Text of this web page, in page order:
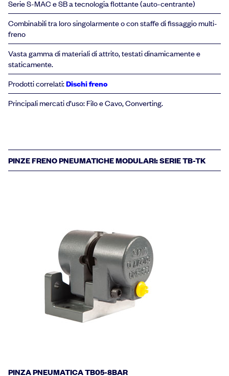
Serie S-MAC e SB a tecnologia flottante (auto-centrante)
Combinabili tra loro singolarmente o con staffe di fissaggio multi-
freno
Vasta gamma di materiali di attrito, testati dinamicamente e
staticamente.
Prodotti correlati:Dischi freno
Principali mercati d’uso: Filo e Cavo, Converting.
PINZE FRENO PNEUMATICHE MODULARI: SERIE TB-TK
PINZA PNEUMATICA TB05-8BAR